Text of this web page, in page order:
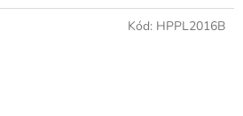
Kód: HPPL2016B